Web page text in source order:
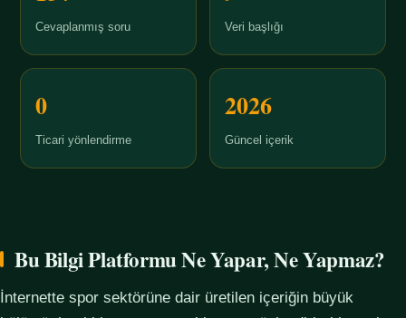
Cevaplanmış soru Veri başlığı
0
Ticari yönlendirme
2026
Güncel içerik
Bu Bilgi Platformu Ne Yapar, Ne Yapmaz?
İnternette spor sektörüne dair üretilen içeriğin büyük